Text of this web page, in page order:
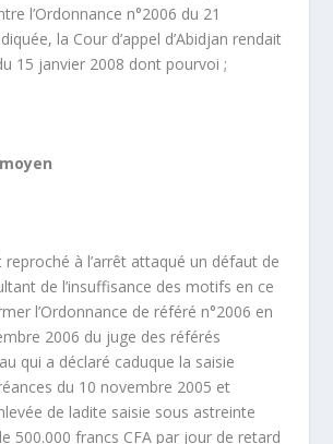
l’Ordonnance n°2006 du 21
la Cour d’appel d’Abidjan rendait
15 janvier 2008 dont pourvoi ;
reproché à l’arrêt attaqué un défaut de
de l’insuffisance des motifs en ce
l’Ordonnance de référé n°2006 en
2006 du juge des référés
qui a déclaré caduque la saisie
du 10 novembre 2005 et
de ladite saisie sous astreinte
500.000 francs CFA par jour de retard